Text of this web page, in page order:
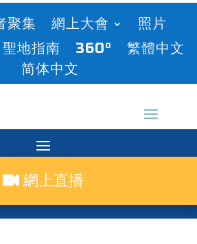
聚集 網上大會
照片
聖地指南 360°
繁體中文
简体中文
網上直播